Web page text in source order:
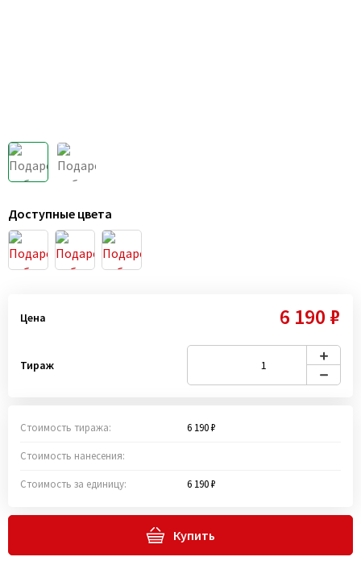
Доступные цвета
Цена 6 190 ₽
Тираж
Стоимость тиража: 6 190 ₽
Стоимость нанесения:
Стоимость за единицу: 6 190 ₽
Купить